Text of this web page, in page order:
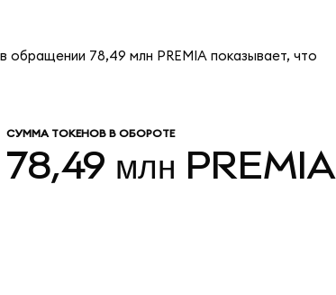
обращении 78,49 млн PREMIA показывает, что
СУММА ТОКЕНОВ В ОБОРОТЕ
78,49 млн PREMIA